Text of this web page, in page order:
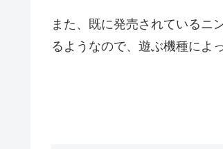
また、既に発売されているニ
るようなので、遊ぶ機種によ